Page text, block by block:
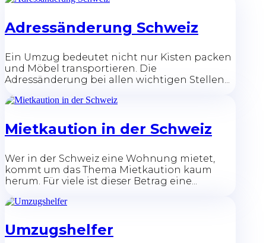
Adressänderung Schweiz
Ein Umzug bedeutet nicht nur Kisten packen
und Möbel transportieren. Die
Adressänderung bei allen wichtigen Stellen...
Mietkaution in der Schweiz
Wer in der Schweiz eine Wohnung mietet,
kommt um das Thema Mietkaution kaum
herum. Für viele ist dieser Betrag eine...
Umzugshelfer